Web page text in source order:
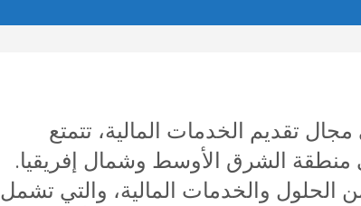
تقديم الخدمات المالية، تتمتع
الشرق الأوسط وشمال إفريقيا.
الحلول والخدمات المالية، والتي تشمل